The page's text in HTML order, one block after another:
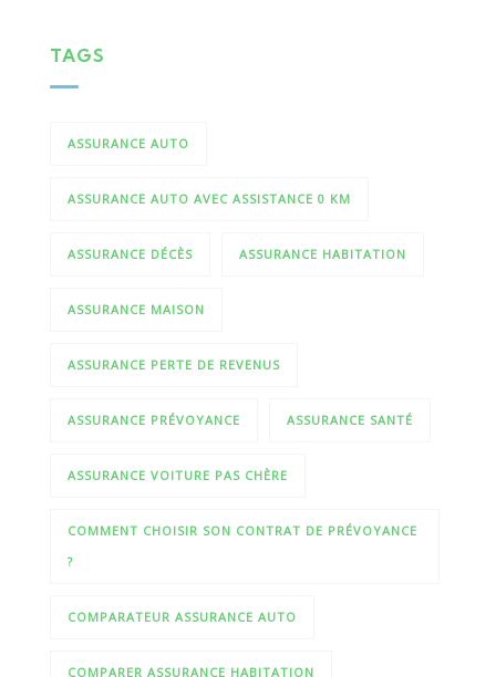
TAGS
ASSURANCE AUTO
ASSURANCE AUTO AVEC ASSISTANCE 0 KM
ASSURANCE DÉCÈS ASSURANCE HABITATION
ASSURANCE MAISON
ASSURANCE PERTE DE REVENUS
ASSURANCE PRÉVOYANCE ASSURANCE SANTÉ
ASSURANCE VOITURE PAS CHÈRE
COMMENT CHOISIR SON CONTRAT DE PRÉVOYANCE
?
COMPARATEUR ASSURANCE AUTO
COMPARER ASSURANCE HABITATION